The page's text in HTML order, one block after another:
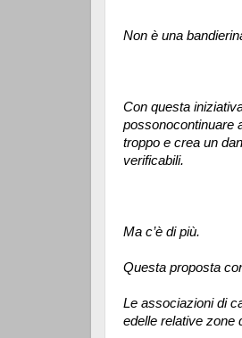
Non è una
Con questa
possonocontinuare
troppo e crea un
verificabili.
Ma c’è di più.
Questa proposta
Le associazioni di
edelle relative zone